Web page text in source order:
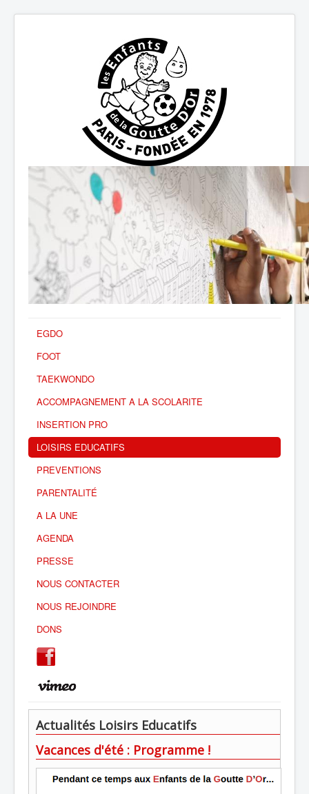
EGDO
FOOT
TAEKWONDO
ACCOMPAGNEMENT A LA SCOLARITE
INSERTION PRO
LOISIRS EDUCATIFS
PREVENTIONS
PARENTALITÉ
A LA UNE
AGENDA
PRESSE
NOUS CONTACTER
NOUS REJOINDRE
DONS
Actualités Loisirs Educatifs
Vacances d'été : Programme !